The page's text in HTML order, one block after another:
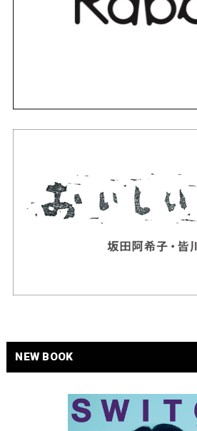
NEW BOOK